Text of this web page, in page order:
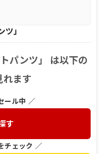
」
パンツ」 は以下の
れます
ール中 ／
す
チェック ／